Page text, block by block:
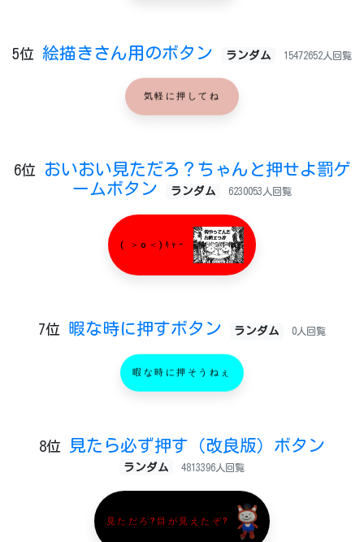
5位 絵描きさん用のボタン ランダム 15472652人回覧
気軽に押してね
6位
おいおい見ただろ？ちゃんと押せよ罰ゲ
ームボタン
ランダム 6230053人回覧
( ＞o＜)ｷｬｰ
7位 暇な時に押すボタン ランダム 0人回覧
暇な時に押そうねぇ
8位 見たら必ず押す（改良版）ボタン
ランダム 4813396人回覧
見ただろ?目が見えたぞ?